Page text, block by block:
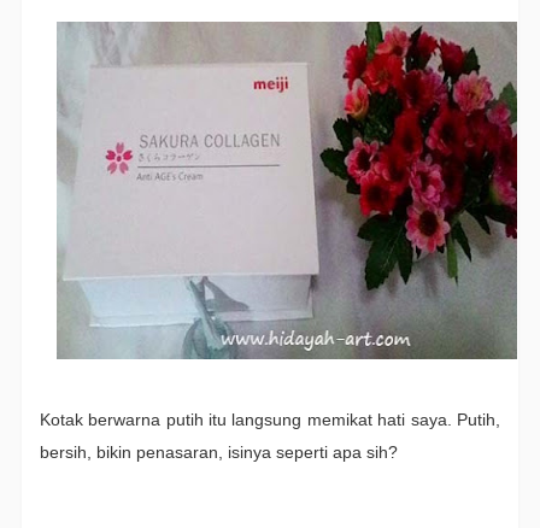
Kotak berwarna putih itu langsung memikat hati saya. Putih,
bersih, bikin penasaran, isinya seperti apa sih?